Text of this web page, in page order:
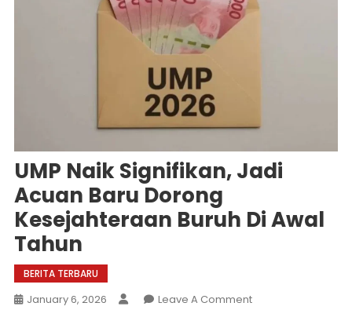
UMP Naik Signifikan, Jadi
Acuan Baru Dorong
Kesejahteraan Buruh Di Awal
Tahun
BERITA TERBARU
January 6, 2026 Leave A CommentOn